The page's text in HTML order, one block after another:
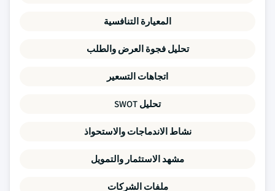
المعيارة التنافسية
تحليل فجوة العرض والطلب
اتجاهات التسعير
تحليل SWOT
نشاط الاندماجات والاستحواذ
مشهد الاستثمار والتمويل
ملفات الشركات